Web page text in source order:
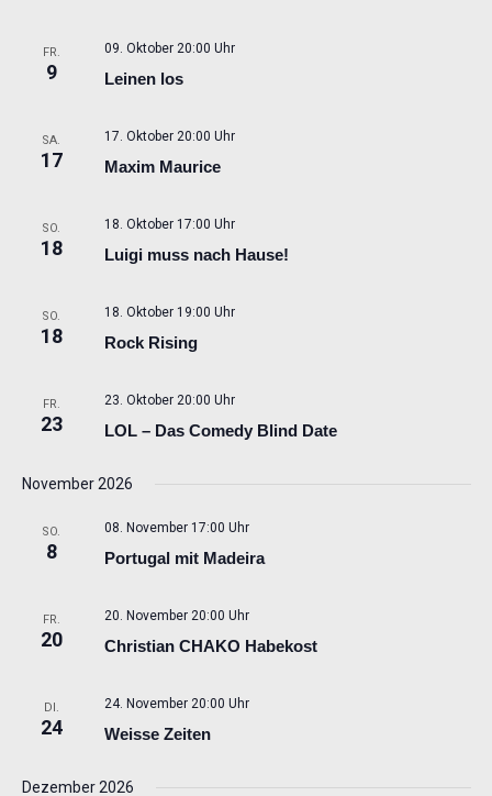
FR.
9 Leinen los
09. Oktober 20:00 Uhr
SA.
17 Maxim Maurice
17. Oktober 20:00 Uhr
SO.
18 Luigi muss nach Hause!
18. Oktober 17:00 Uhr
SO.
18 Rock Rising
18. Oktober 19:00 Uhr
FR.
23 LOL – Das Comedy Blind Date
23. Oktober 20:00 Uhr
November 2026
SO.
8 Portugal mit Madeira
08. November 17:00 Uhr
FR.
20 Christian CHAKO Habekost
20. November 20:00 Uhr
DI.
24 Weisse Zeiten
24. November 20:00 Uhr
Dezember 2026